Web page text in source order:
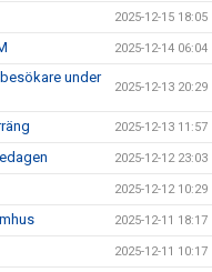
2025-12-15 18:05
2025-12-14 06:04
under
2025-12-13 20:29
2025-12-13 11:57
2025-12-12 23:03
2025-12-12 10:29
2025-12-11 18:17
2025-12-11 10:17